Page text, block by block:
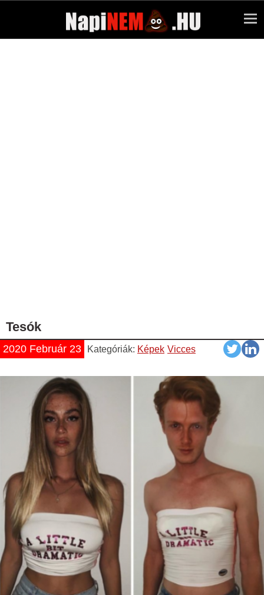
Tesók
2020 Február 23 Kategóriák: Képek Vicces